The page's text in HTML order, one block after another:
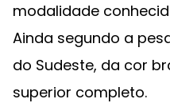
modalidade
Ainda segundo a
do Sudeste, da cor
superior completo.